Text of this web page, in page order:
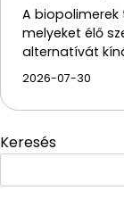
A
melyeket élő
alternatívát
2026-07-30
Keresés